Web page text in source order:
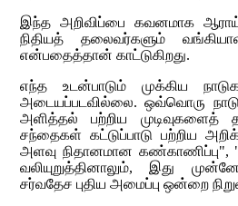
இந்த அறிவிப்பை கவனமாக
நிதியத் தலைவர்களும்
என்பதைத்தான் காட்டுகிறது.
எந்த உடன்பாடும் முக்கிய
அடையப்படவில்லை. ஒவ்வொரு
அளித்தல் பற்றிய முடிவுகளைத்
சந்தைகள் கட்டுப்பாடு பற்றிய
அளவு நிதானமான கண்காணிப்பு",
வலியுறுத்தினாலும், இது
சர்வதேச புதிய அமைப்பு ஒன்றை